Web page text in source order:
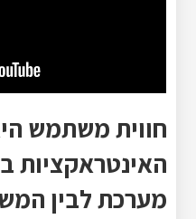
חווית משתמש
האינטראקציות
מערכת לבין